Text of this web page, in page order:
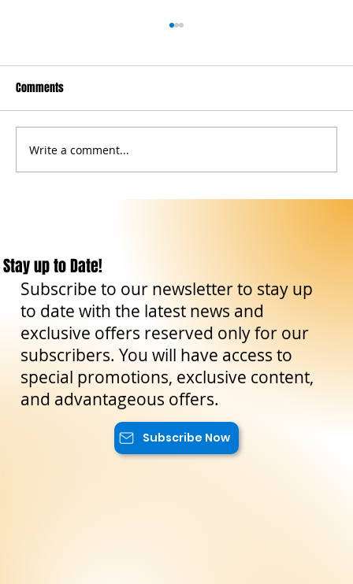
Comments
Write a comment...
Stay up to Date!
Subscribe to our newsletter to stay up
to date with the latest news and
exclusive offers reserved only for our
subscribers. You will have access to
special promotions, exclusive content,
and advantageous offers.
Subscribe Now